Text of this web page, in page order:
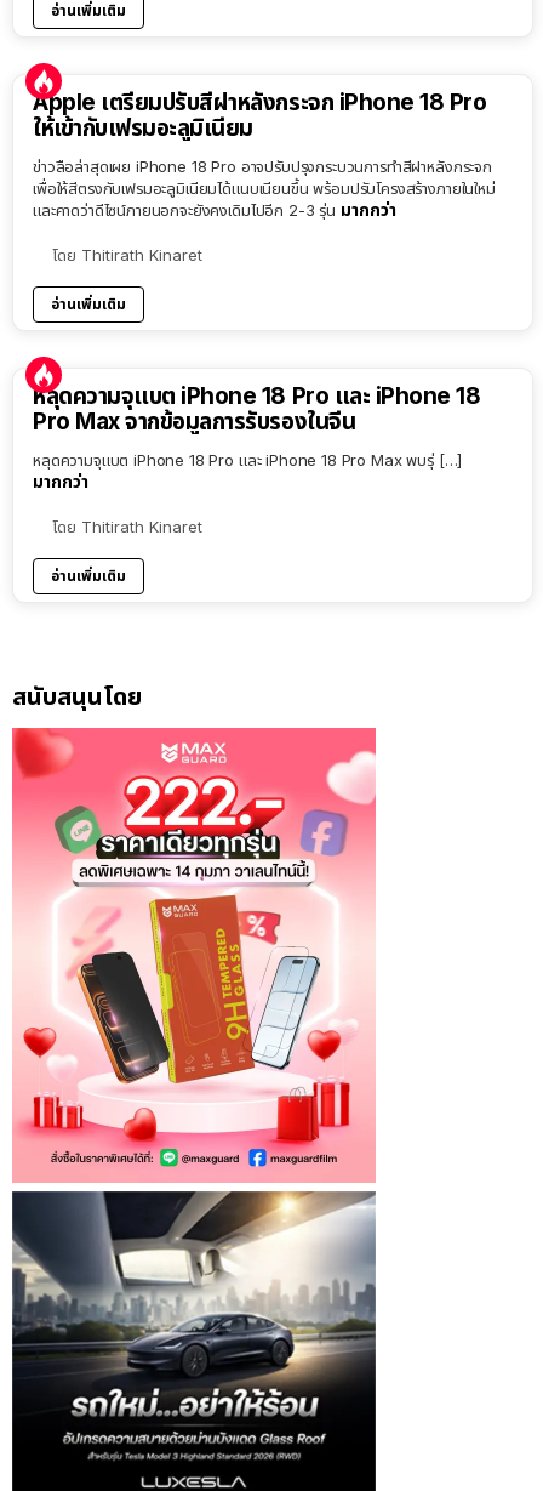
อ่านเพิ่มเติม
Apple เตรียมปรับสีฝาหลังกระจก iPhone 18 Pro
ให้เข้ากับเฟรมอะลูมิเนียม
ข่าวลือล่าสุดเผย iPhone 18 Pro อาจปรับปรุงกระบวนการทำสีฝาหลังกระจก
เพื่อให้สีตรงกับเฟรมอะลูมิเนียมได้แนบเนียนขึ้น พร้อมปรับโครงสร้างภายในใหม่
และคาดว่าดีไซน์ภายนอกจะยังคงเดิมไปอีก 2-3 รุ่น มากกว่า
โดย Thitirath Kinaret
อ่านเพิ่มเติม
หลุดความจุแบต iPhone 18 Pro และ iPhone 18
Pro Max จากข้อมูลการรับรองในจีน
หลุดความจุแบต iPhone 18 Pro และ iPhone 18 Pro Max พบรุ่ […]
มากกว่า
โดย Thitirath Kinaret
อ่านเพิ่มเติม
สนับสนุนโดย